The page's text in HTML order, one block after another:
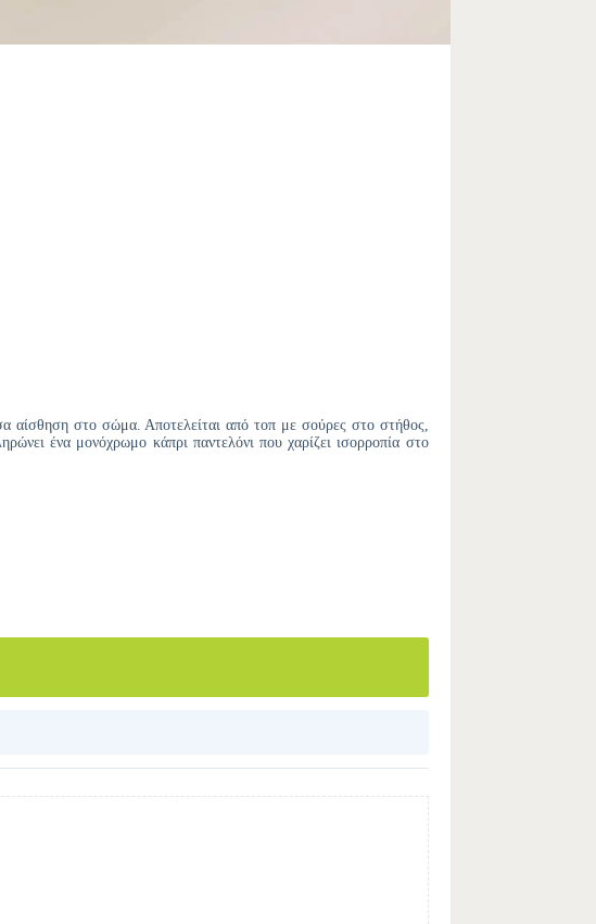
αίσθηση στο σώμα. Αποτελείται από τοπ με σούρες στο στήθος,
ένα μονόχρωμο κάπρι παντελόνι που χαρίζει ισορροπία στο